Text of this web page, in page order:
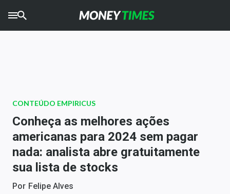
Giro do Mercado
Newsletters
Money Trader
Anuncie
CONTEÚDO EMPIRICUS
Conheça as melhores ações
americanas para 2024 sem pagar
nada: analista abre gratuitamente
sua lista de stocks
Por Felipe Alves